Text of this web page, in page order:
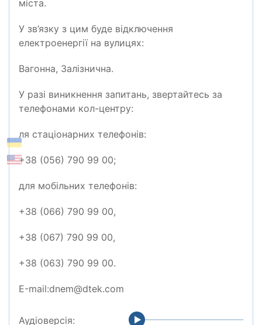
міста.
У зв’язку з цим буде відключення
електроенергії на вулицях:
Вагонна, Залізнична.
У разі виникнення запитань, звертайтесь за
телефонами кол-центру:
ля стаціонарних телефонів:
+38 (056) 790 99 00;
для мобільних телефонів:
+38 (066) 790 99 00,
+38 (067) 790 99 00,
+38 (063) 790 99 00.
Е-mail:dnem@dtek.com
Аудіоверсія: